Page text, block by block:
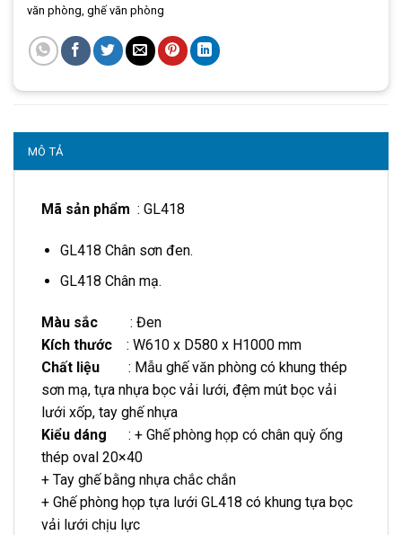
văn phòng ghế văn phòng
MÔ TẢ
Mã sản phẩm : GL418
GL418 Chân sơn đen.
GL418 Chân mạ.
Màu sắc : Đen
Kích thước : W610 x D580 x H1000 mm
Chất liệu : Mẫu ghế văn phòng có khung thép
sơn mạ, tựa nhựa bọc vải lưới, đệm mút bọc vải
lưới xốp, tay ghế nhựa
Kiểu dáng : + Ghế phòng họp có chân quỳ ống
thép oval 20×40
+ Tay ghế bằng nhựa chắc chắn
+ Ghế phòng họp tựa lưới GL418 có khung tựa bọc
vải lưới chịu lực